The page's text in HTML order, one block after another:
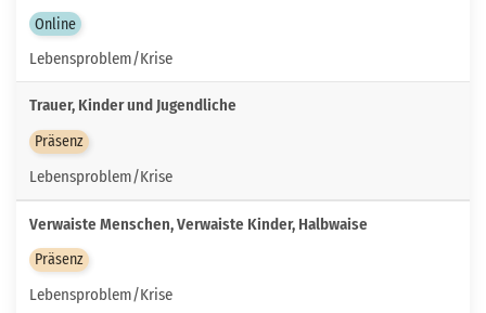
Online
Lebensproblem/Krise
Trauer, Kinder und Jugendliche
Präsenz
Lebensproblem/Krise
Verwaiste Menschen, Verwaiste Kinder, Halbwaise
Präsenz
Lebensproblem/Krise